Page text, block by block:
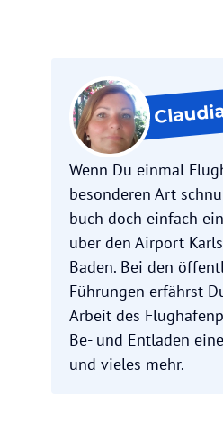
Wenn Du einmal
besonderen Art
buch doch einfach
über den Airport
Baden. Bei den
Führungen erfährst
Arbeit des
Be- und Entladen
und vieles mehr.